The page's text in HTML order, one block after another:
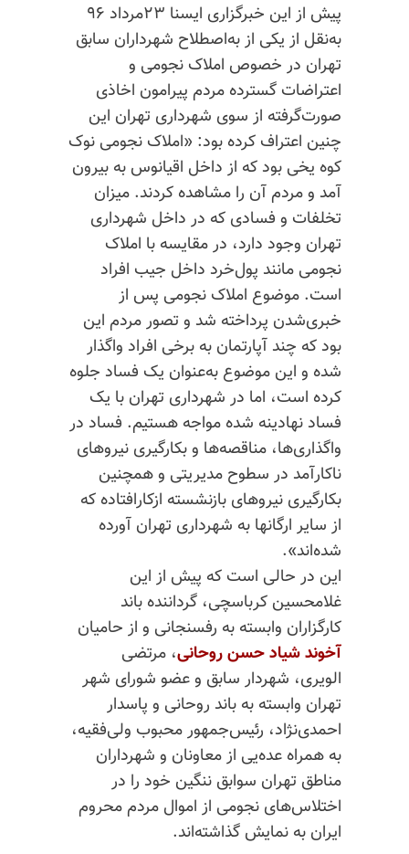
پیش از این خبرگزاری ایسنا ۲۳مرداد ۹۶
به‌نقل از یکی از به‌اصطلاح شهرداران سابق
تهران در خصوص املاک نجومی و
اعتراضات گسترده مردم پیرامون اخاذی
صورت‌گرفته از سوی شهرداری تهران این
چنین اعتراف کرده بود: «املاک نجومی نوک
کوه یخی بود که از داخل اقیانوس به بیرون
آمد و مردم آن را مشاهده کردند. میزان
تخلفات و فسادی که در داخل شهرداری
تهران وجود دارد، در مقایسه با املاک
نجومی مانند پول‌خرد داخل جیب افراد
است. موضوع املاک نجومی پس از
خبری‌شدن پرداخته شد و تصور مردم این
بود که چند آپارتمان به برخی افراد واگذار
شده و این موضوع به‌عنوان یک فساد جلوه
کرده است، اما در شهرداری تهران با یک
فساد نهادینه شده مواجه هستیم. فساد در
واگذاری‌ها، مناقصه‌ها و بکارگیری نیروهای
ناکارآمد در سطوح مدیریتی و همچنین
بکارگیری نیروهای بازنشسته ازکارافتاده که
از سایر ارگانها به شهرداری تهران آورده
شده‌اند».
این در حالی است که پیش از این
غلامحسین کرباسچی، گرداننده باند
کارگزاران وابسته به رفسنجانی و از حامیان
آخوند شیاد حسن روحانی، مرتضی
الویری، شهردار سابق و عضو شورای شهر
تهران وابسته به باند روحانی و پاسدار
احمدی‌نژاد، رئیس‌جمهور محبوب ولی‌فقیه،
به همراه عده‌یی از معاونان و شهرداران
مناطق تهران سوابق ننگین خود را در
اختلاس‌های نجومی از اموال مردم محروم
ایران به نمایش گذاشته‌اند.